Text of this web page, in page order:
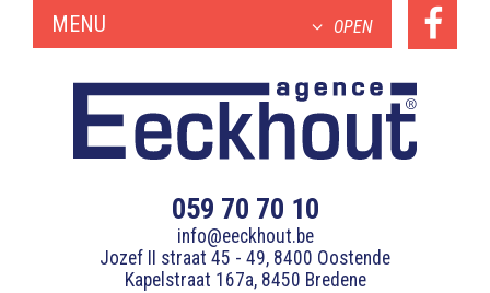
MENU OPEN
059 70 70 10
info@eeckhout.be
Jozef II straat 45 - 49, 8400 Oostende
Kapelstraat 167a, 8450 Bredene